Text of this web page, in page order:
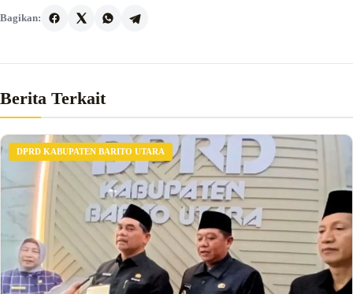
Bagikan:
Berita Terkait
DPRD KABUPATEN BARITO UTARA